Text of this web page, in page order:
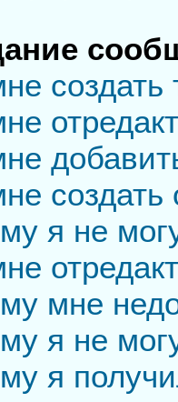
создать
я не
мне
я не
я